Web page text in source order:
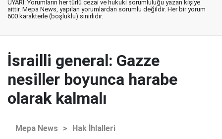
UYARI: Yorumların her türlü cezai ve hukuki sorumluluğu yazan kişiye
aittir. Mepa News, yapılan yorumlardan sorumlu değildir. Her bir yorum
600 karakterle (boşluklu) sınırlıdır.
İsrailli general: Gazze
nesiller boyunca harabe
olarak kalmalı
Mepa News > Hak İhlalleri